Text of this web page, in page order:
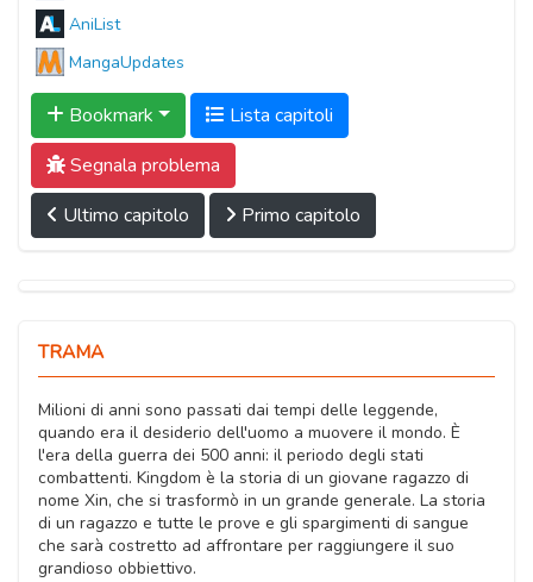
AniList
MangaUpdates
Bookmark
Lista capitoli
Segnala problema
Ultimo capitolo
Primo capitolo
TRAMA
Milioni di anni sono passati dai tempi delle leggende,
quando era il desiderio dell'uomo a muovere il mondo. È
l'era della guerra dei 500 anni: il periodo degli stati
combattenti. Kingdom è la storia di un giovane ragazzo di
nome Xin, che si trasformò in un grande generale. La storia
di un ragazzo e tutte le prove e gli spargimenti di sangue
che sarà costretto ad affrontare per raggiungere il suo
grandioso obbiettivo.